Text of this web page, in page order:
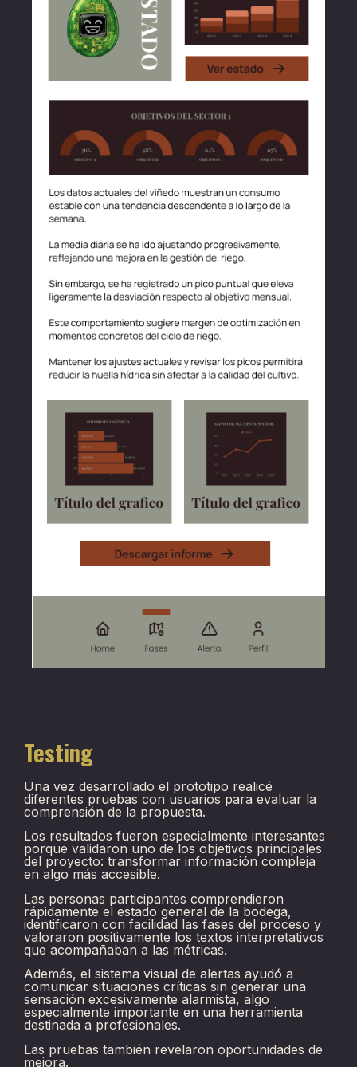
Testing
Una vez desarrollado el prototipo realicé
diferentes pruebas con usuarios para evaluar la
comprensión de la propuesta.
Los resultados fueron especialmente interesantes
porque validaron uno de los objetivos principales
del proyecto: transformar información compleja
en algo más accesible.
Las personas participantes comprendieron
rápidamente el estado general de la bodega,
identificaron con facilidad las fases del proceso y
valoraron positivamente los textos interpretativos
que acompañaban a las métricas.
Además, el sistema visual de alertas ayudó a
comunicar situaciones críticas sin generar una
sensación excesivamente alarmista, algo
especialmente importante en una herramienta
destinada a profesionales.
Las pruebas también revelaron oportunidades de
mejora.